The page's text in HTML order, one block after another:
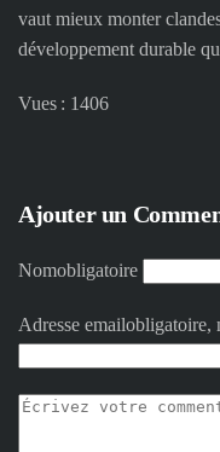
vaut mieux monter
développement durable
Vues : 1406
Ajouter un
Nomobligatoire
Adresse emailobligatoire,